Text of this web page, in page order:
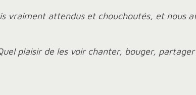
vraiment attendus et chouchoutés, et nous
plaisir de les voir chanter, bouger,